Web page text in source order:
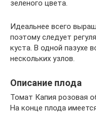
зеленого цвета.
Идеальнее всего
поэтому следует
куста. В одной пазухе
нескольких узлов.
Описание плода
Томат Капия розовая
На конце плода